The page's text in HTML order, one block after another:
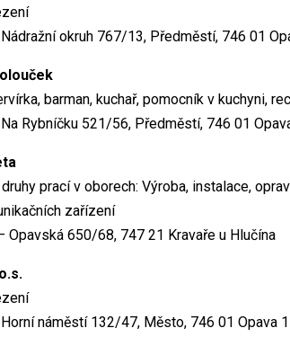
okruh 767/13, Předměstí, 746 01
barman, kuchař, pomocník v kuchyni,
Rybníčku 521/56, Předměstí, 746 01
prací v oborech: Výroba, instalace,
zařízení
Opavská 650/68, 747 21 Kravaře u Hlučína
náměstí 132/47, Město, 746 01 Opava 1